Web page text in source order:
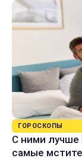
ГОРОСКОПЫ
С ними лучше
самые